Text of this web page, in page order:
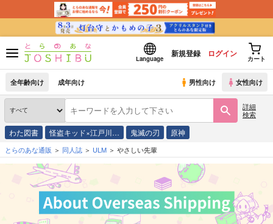
Language
新規登録 ログイン
カート
全年齢向け 成年向け 男性向け 女性向け
詳細
検索
わた図書 怪盗キッド×江戸川… 鬼滅の刃 原神
とらのあな通販 同人誌 ULM やさしい先輩